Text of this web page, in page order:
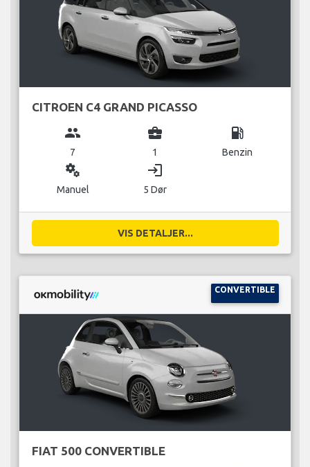
CITROEN C4 GRAND PICASSO
group
7
business_center
1
local_gas_station
Benzin
miscellaneous_services
Manuel
login
5 Dør
VIS DETALJER...
CONVERTIBLE
FIAT 500 CONVERTIBLE